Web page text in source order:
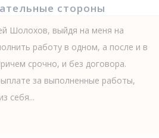
стороны
Шолохов, выйдя на меня на
работу в одном, а после и в
срочно, и без договора.
за выполненные работы,
себя...